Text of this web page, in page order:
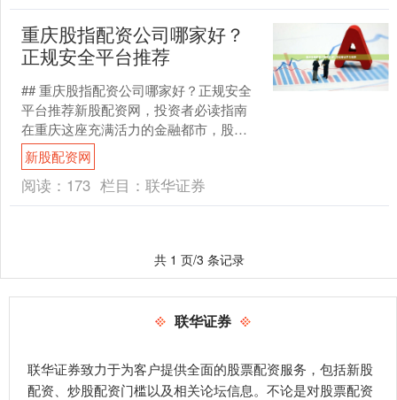
重庆股指配资公司哪家好？
正规安全平台推荐
## 重庆股指配资公司哪家好？正规安全
平台推荐新股配资网，投资者必读指南
在重庆这座充满活力的金融都市，股指
配资作为一种杠杆投资工具，吸引了众
多希望放大收益的投....
新股配资网
阅读： 173 栏目： 联华证券
共 1 页/3 条记录
联华证券
联华证券致力于为客户提供全面的股票配资服务，包括新股
配资、炒股配资门槛以及相关论坛信息。不论是对股票配资